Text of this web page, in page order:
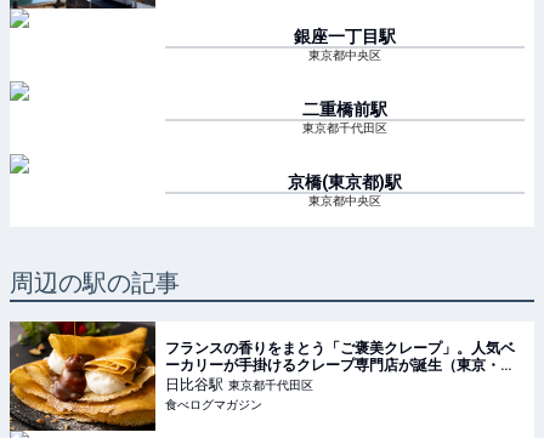
銀座一丁目駅
東京都中央区
二重橋前駅
東京都千代田区
京橋(東京都)駅
東京都中央区
周辺の駅の記事
フランスの香りをまとう「ご褒美クレープ」。人気ベ
ーカリーが手掛けるクレープ専門店が誕生（東京・日
比谷） | 食べログマガジン
日比谷駅 東京都千代田区
食べログマガジン